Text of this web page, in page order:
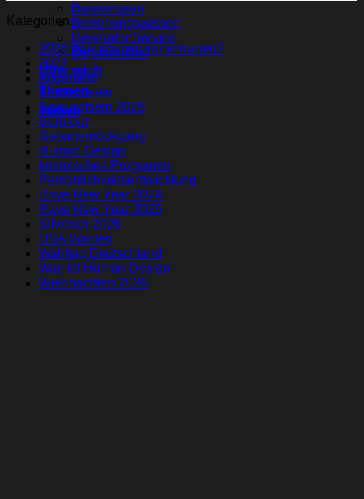
Basiswissen
Beziehungswissen
Generator Service
Berufswissen
Über mich
Themen
Termin
Kategorien
2026 Was können wir erwarten?
2027
Allgemein
Bewusstsein
Bewusstsein 2025
Burn-out
Geburtenrückgang
Human Design
kosmisches Programm
Persönlichkeitsentwicklung
Rave New Year 2024
Rave New Year 2025
Silvester 2026
USA Wahlen
Wahltag Deutschland
Was ist Human Design
Weihnachten 2026